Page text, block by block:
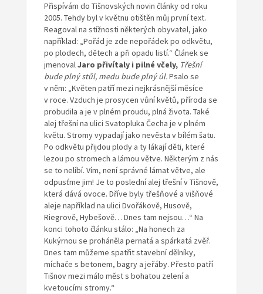
Přispívám do Tišnovských novin články od roku
2005. Tehdy byl v květnu otištěn můj první text.
Reagoval na stížnosti některých obyvatel, jako
například: „Pořád je zde nepořádek po odkvětu,
po plodech, dětech a při opadu listí.“ Článek se
jmenovalJaro přivítaly i pilné včely, Třešní
bude plný stůl, medu bude plný úl.Psalo se
v něm: „Květen patří mezi nejkrásnější měsíce
v roce. Vzduch je prosycen vůní květů, příroda se
probudila a je v plném proudu, plná života. Také
alej třešní na ulici Svatopluka Čecha je v plném
květu. Stromy vypadají jako nevěsta v bílém šatu.
Po odkvětu přijdou plody a ty lákají děti, které
lezou po stromech a lámou větve. Některým z nás
se to nelíbí. Vím, není správné lámat větve, ale
odpusťme jim! Je to poslední alej třešní v Tišnově,
která dává ovoce. Dříve byly třešňové a višňové
aleje například na ulici Dvořákově, Husově,
Riegrově, Hybešově… Dnes tam nejsou…“ Na
konci tohoto článku stálo: „Na honech za
Kukýrnou se proháněla pernatá a spárkatá zvěř.
Dnes tam můžeme spatřit stavební dělníky,
míchače s betonem, bagry a jeřáby. Přesto patří
Tišnov mezi málo měst s bohatou zelení a
kvetoucími stromy.“